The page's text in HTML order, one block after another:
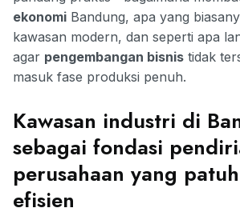
ekonomi Bandung, apa yang
kawasan modern, dan seperti apa
agar pengembangan bisnis tidak
masuk fase produksi penuh.
Kawasan industri di
sebagai fondasi
perusahaan yang
efisien